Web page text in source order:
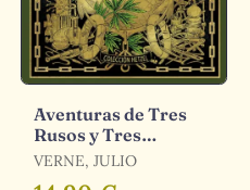
Aventuras de Tres
Rusos y Tres
Ingleses en el África
Austral
VERNE, JULIO